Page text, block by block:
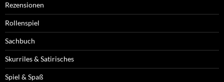
Rezensionen
Rollenspiel
Sachbuch
Skurriles & Satirisches
Spiel & Spaß